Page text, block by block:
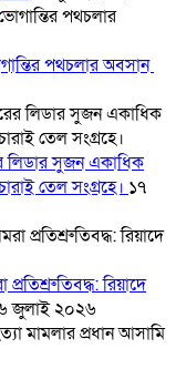
পথচলার অবসান
লিডার সুজন একাধিক
তেল সংগ্রহে। ১৭
প্রতিশ্রুতিবদ্ধ: রিয়াদে
জুলাই ২০২৬